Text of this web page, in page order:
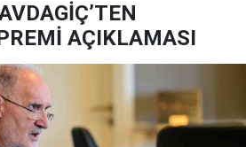
AÇIKLAMASI